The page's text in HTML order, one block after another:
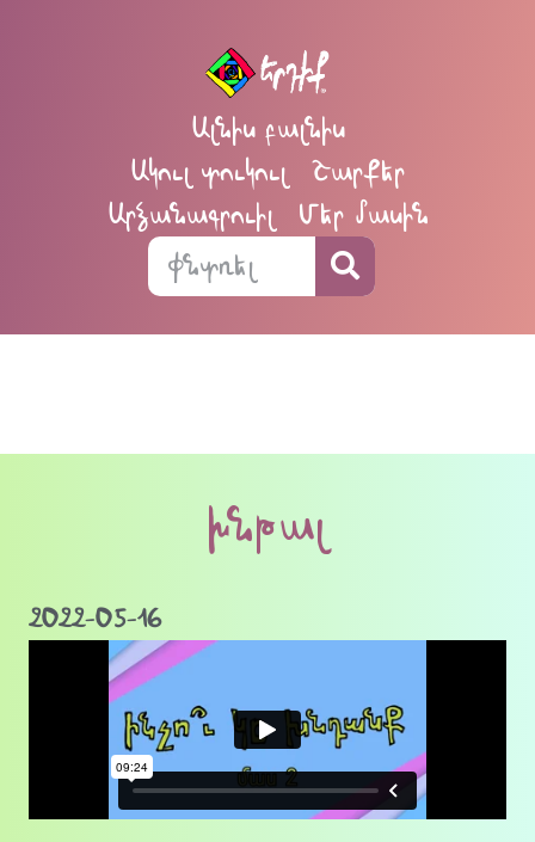
Ալնիս բալնիս
Ակուլ տուկուլ
Շարքեր
Արձանագրուիլ
Մեր մասին
խնթալ
2022-05-16